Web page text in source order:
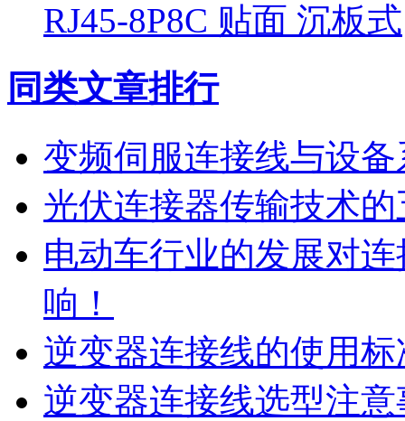
RJ45-8P8C 贴面 沉板式
同类文章排行
变频伺服连接线与设
光伏连接器传输技术
电动车行业的发展对
响！
逆变器连接线的使用
逆变器连接线选型注